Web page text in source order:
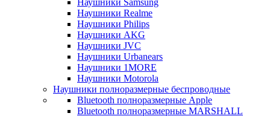
Наушники Samsung
Наушники Realme
Наушники Philips
Наушники AKG
Наушники JVC
Наушники Urbanears
Наушники 1MORE
Наушники Motorola
Наушники полноразмерные беспроводные
Bluetooth полноразмерные Apple
Bluetooth полноразмерные MARSHALL